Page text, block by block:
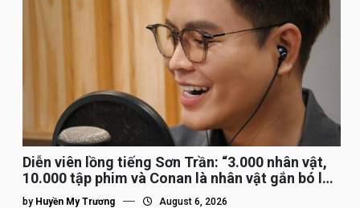
Diễn viên lồng tiếng Sơn Trần: “3.000 nhân vật,
10.000 tập phim và Conan là nhân vật gắn bó lâu
nhất”
by Huyền My Trương August 6, 2026